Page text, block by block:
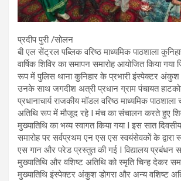
प्रदीप पुरी /सोलन
बी एल सेंट्रल पब्लिक वरिष्ठ माध्यमिक पाठशाला
वार्षिक शिविर का समापन समारोह आयोजित किया
रूप में पुलिस थाना कुनिहार के प्रभारी इंस्पेक्टर अंकुश
उनके साथ जगदीश अत्री प्रधान ग्राम पंचायत
प्रधानाचार्य राजकीय मॉडल वरिष्ठ माध्यमिक
अतिथि रूप में मौजूद रहे I मंच का संचालन करते हुए
मुख्यातिथि का भव्य स्वागत किया गया I इस सात
समारोह पर सर्वप्रथम एन एस एस स्वयंसेवकों के द्वारा
एस गान और परेड प्रस्तुत की गई I विद्यालय प्रबंधन
मुख्यातिथि और वशिष्ट अतिथि को स्मृति चिन्ह देकर
मुख्यातिथि इंस्पेक्टर अंकुश डोगरा और अन्य वशिष्ट